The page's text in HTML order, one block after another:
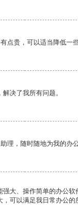
点贵，可以适当降低一
决了我所有问题。
理，随时随地为我的办
强大、操作简单的办公
，可以满足我日常办公